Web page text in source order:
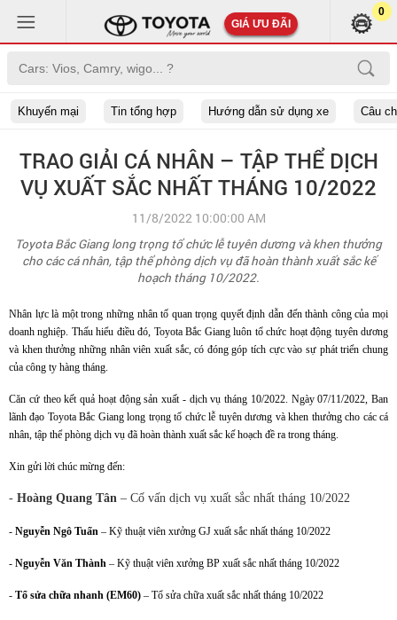
GIÁ ƯU ĐÃI
0
Khuyến mại Tin tổng hợp Hướng dẫn sử dụng xe Câu
TRAO GIẢI CÁ NHÂN – TẬP THỂ DỊCH
VỤ XUẤT SẮC NHẤT THÁNG 10/2022
11/8/2022 10:00:00 AM
Toyota Bắc Giang long trọng tổ chức lễ tuyên dương và khen thưởng
cho các cá nhân, tập thể phòng dịch vụ đã hoàn thành xuất sắc kế
hoạch tháng 10/2022.
Nhân lực là một trong những nhân tố quan trọng quyết định dẫn đến thành công của mọi
doanh nghiệp. Thấu hiểu điều đó, Toyota Bắc Giang luôn tổ chức hoạt động tuyên dương
và khen thưởng những nhân viên xuất sắc, có đóng góp tích cực vào sự phát triển chung
của công ty hàng tháng.
Căn cứ theo kết quả hoạt động sản xuất - dịch vụ tháng 10/2022. Ngày 07/11/2022, Ban
lãnh đạo Toyota Bắc Giang long trọng tổ chức lễ tuyên dương và khen thưởng cho các cá
nhân, tập thể phòng dịch vụ đã hoàn thành xuất sắc kế hoạch đề ra trong tháng.
Xin gửi lời chúc mừng đến:
- Hoàng Quang Tân – Cố vấn dịch vụ xuất sắc nhất tháng 10/2022
- Nguyễn Ngô Tuấn – Kỹ thuật viên xưởng GJ xuất sắc nhất tháng 10/2022
- Nguyễn Văn Thành – Kỹ thuật viên xưởng BP xuất sắc nhất tháng 10/2022
- Tổ sửa chữa nhanh (EM60) – Tổ sửa chữa xuất sắc nhất tháng 10/2022